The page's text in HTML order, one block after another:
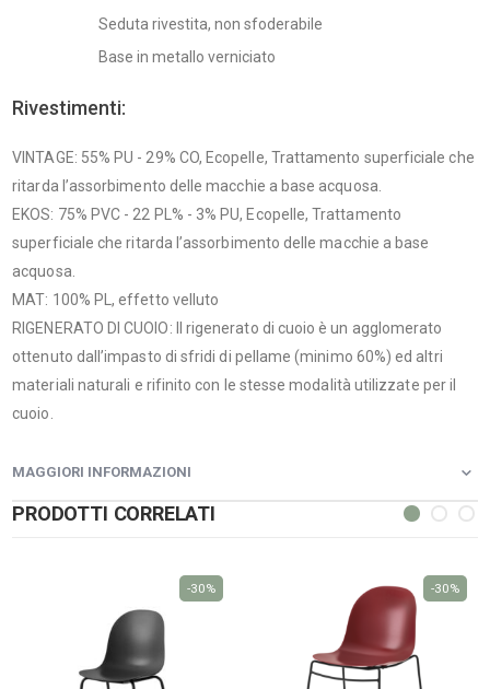
Seduta rivestita, non sfoderabile
Base in metallo verniciato
Rivestimenti:
VINTAGE: 55% PU - 29% CO, Ecopelle, Trattamento superficiale che
ritarda l’assorbimento delle macchie a base acquosa.
EKOS: 75% PVC - 22 PL% - 3% PU, Ecopelle, Trattamento
superficiale che ritarda l’assorbimento delle macchie a base
acquosa.
MAT: 100% PL, effetto velluto
RIGENERATO DI CUOIO: Il rigenerato di cuoio è un agglomerato
ottenuto dall’impasto di sfridi di pellame (minimo 60%) ed altri
materiali naturali e rifinito con le stesse modalità utilizzate per il
cuoio.
MAGGIORI INFORMAZIONI
PRODOTTI CORRELATI
-30% -30%